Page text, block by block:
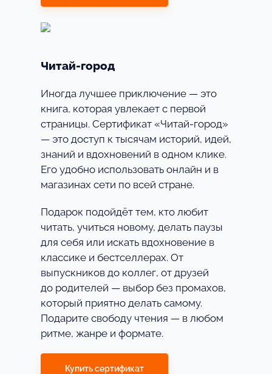
Читай-город
Иногда лучшее приключение — это
книга, которая увлекает с первой
страницы. Сертификат «Читай-город»
— это доступ к тысячам историй, идей,
знаний и вдохновений в одном клике.
Его удобно использовать онлайн и в
магазинах сети по всей стране.
Подарок подойдёт тем, кто любит
читать, учиться новому, делать паузы
для себя или искать вдохновение в
классике и бестселлерах. От
выпускников до коллег, от друзей
до родителей — выбор без промахов,
который приятно делать самому.
Подарите свободу чтения — в любом
ритме, жанре и формате.
Купить сертификат